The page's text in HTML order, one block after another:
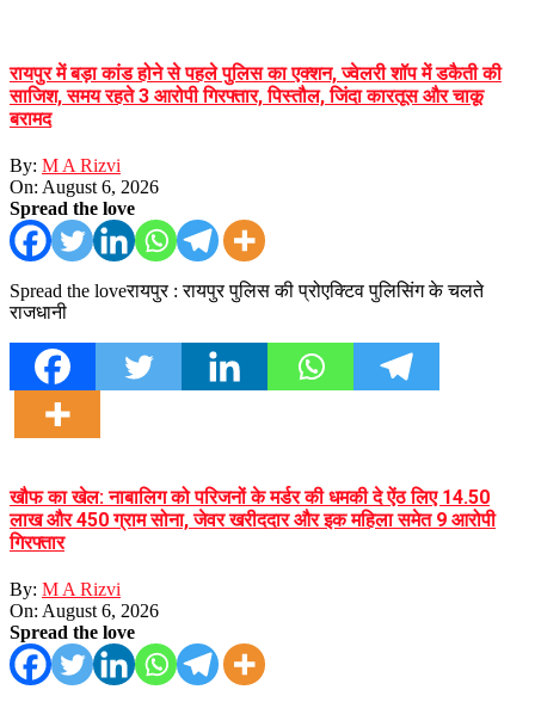
रायपुर में बड़ा कांड होने से पहले पुलिस का एक्शन, ज्वेलरी शॉप में डकैती की
साजिश, समय रहते 3 आरोपी गिरफ्तार, पिस्तौल, जिंदा कारतूस और चाकू
बरामद
By: M A Rizvi
On: August 6, 2026
Spread the love
Spread the loveरायपुर : रायपुर पुलिस की प्रोएक्टिव पुलिसिंग के चलते
राजधानी
खौफ का खेल: नाबालिग को परिजनों के मर्डर की धमकी दे ऐंठ लिए 14.50
लाख और 450 ग्राम सोना, जेवर खरीददार और इक महिला समेत 9 आरोपी
गिरफ्तार
By: M A Rizvi
On: August 6, 2026
Spread the love